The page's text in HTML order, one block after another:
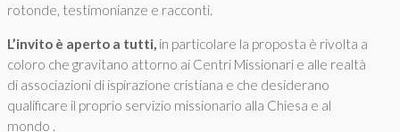
rotonde, testimonianze e racconti.
L’invito è aperto a tutti, in particolare la proposta è rivolta a
coloro che gravitano attorno ai Centri Missionari e alle realtà
di associazioni di ispirazione cristiana e che desiderano
qualificare il proprio servizio missionario alla Chiesa e al
mondo .